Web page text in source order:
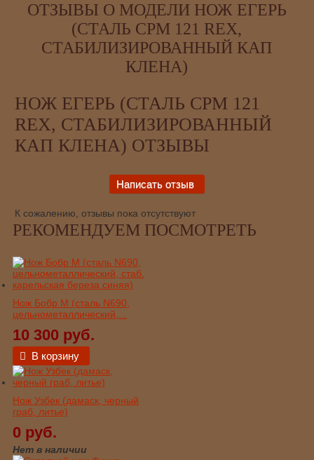
ОТЗЫВЫ О МОДЕЛИ НОЖ ЕГЕРЬ
(СТАЛЬ CPM 121 REX,
СТАБИЛИЗИРОВАННЫЙ КАП
КЛЕНА)
НОЖ ЕГЕРЬ (СТАЛЬ CPM 121
REX, СТАБИЛИЗИРОВАННЫЙ
КАП КЛЕНА) ОТЗЫВЫ
К сожалению, отзывы пока отсутствуют
РЕКОМЕНДУЕМ ПОСМОТРЕТЬ
Нож Бобр М (сталь N690,
цельнометаллический,...
10 300 руб.
В корзину
Нож Узбек (дамаск, черный
граб, литье)
0 руб.
Нет в наличии